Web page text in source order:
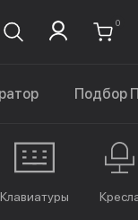
0
Подбор
Клавиатуры